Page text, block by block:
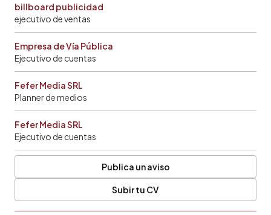
billboard publicidad
ejecutivo de ventas
Empresa de Vía Pública
Ejecutivo de cuentas
Fefer Media SRL
Planner de medios
Fefer Media SRL
Ejecutivo de cuentas
Publica un aviso
Subir tu CV